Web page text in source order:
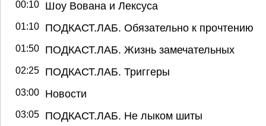
00:10 Шоу Вована и Лексуса
01:10 ПОДКАСТ.ЛАБ. Обязательно к прочтению
01:50 ПОДКАСТ.ЛАБ. Жизнь замечательных
02:25 ПОДКАСТ.ЛАБ. Триггеры
03:00 Новости
03:05 ПОДКАСТ.ЛАБ. Не лыком шиты